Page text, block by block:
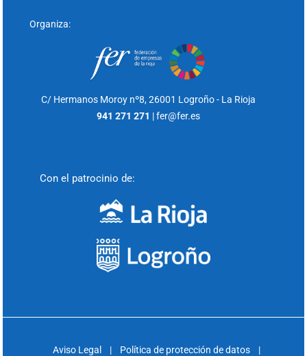
Organiza:
C/ Hermanos Moroy nº8,26001 Logroño - La Rioja
941 271 271 |fer@fer.es
Con el patrocinio de:
Aviso Legal | Política de protección de datos|